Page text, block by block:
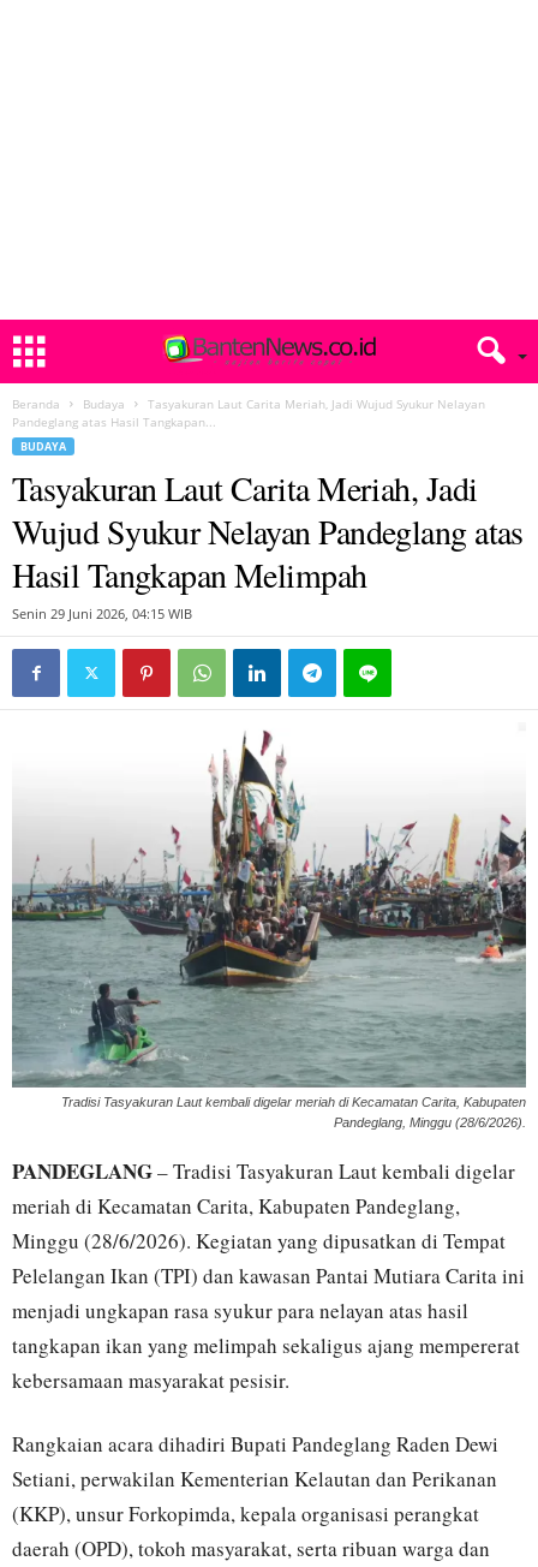
Beranda Budaya
Tasyakuran Laut Carita Meriah, Jadi Wujud Syukur Nelayan
Pandeglang atas Hasil Tangkapan...
BUDAYA
Tasyakuran Laut Carita Meriah, Jadi
Wujud Syukur Nelayan Pandeglang atas
Hasil Tangkapan Melimpah
Senin 29 Juni 2026, 04:15 WIB
Tradisi Tasyakuran Laut kembali digelar meriah di Kecamatan Carita, Kabupaten
Pandeglang, Minggu (28/6/2026).
PANDEGLANG– Tradisi Tasyakuran Laut kembali digelar
meriah di Kecamatan Carita, Kabupaten Pandeglang,
Minggu (28/6/2026). Kegiatan yang dipusatkan di Tempat
Pelelangan Ikan (TPI) dan kawasan Pantai Mutiara Carita ini
menjadi ungkapan rasa syukur para nelayan atas hasil
tangkapan ikan yang melimpah sekaligus ajang mempererat
kebersamaan masyarakat pesisir.
Rangkaian acara dihadiri Bupati Pandeglang Raden Dewi
Setiani, perwakilan Kementerian Kelautan dan Perikanan
(KKP), unsur Forkopimda, kepala organisasi perangkat
daerah (OPD), tokoh masyarakat, serta ribuan warga dan